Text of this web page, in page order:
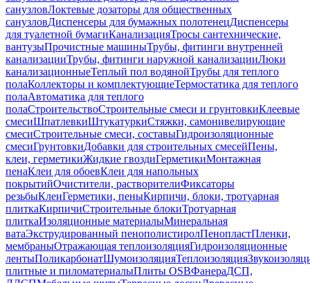
санузловЛоктевые дозаторы для общественных
санузловДиспенсеры для бумажных полотенецДиспенсеры
для туалетной бумагиКанализацияТросы сантехнические,
вантузыПрочистные машиныТрубы, фитинги внутренней
канализацииТрубы, фитинги наружной канализацииЛюки
канализационныеТеплый пол водянойТрубы для теплого
полаКоллекторы и комплектующиеТермостатика для теплого
полаАвтоматика для теплого
полаСтроительствоСтроительные смеси и грунтовкиКлеевые
смесиШпатлевкиШтукатуркиСтяжки, самонивелирующие
смесиСтроительные смеси, составыГидроизоляционные
смесиГрунтовкиДобавки для строительных смесейПены,
клеи, герметикиЖидкие гвоздиГерметикиМонтажная
пенаКлеи для обоевКлеи для напольных
покрытийОчистители, растворителиФиксаторы
резьбыКлеиГерметики, пеныКирпичи, блоки, тротуарная
плиткаКирпичиСтроительные блокиТротуарная
плиткаИзоляционные материалыМинеральная
ватаЭкструдированный пенополистиролПенопластПленки,
мембраныОтражающая теплоизоляцияГидроизоляционные
лентыПоликарбонатШумоизоляцияТеплоизоляция
плитные и пиломатериалыПлиты OSBФанераДСП,